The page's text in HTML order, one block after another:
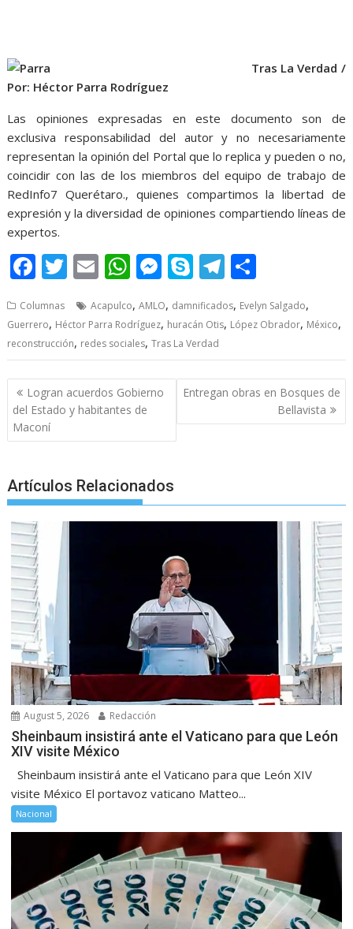
Tras La Verdad /
Por: Héctor Parra Rodríguez
Las opiniones expresadas en este documento son de
exclusiva responsabilidad del autor y no necesariamente
representan la opinión del Portal que lo replica y pueden o no,
coincidir con las de los miembros del equipo de trabajo de
RedInfo7 Querétaro., quienes compartimos la libertad de
expresión y la diversidad de opiniones compartiendo líneas de
expertos.
F
e
b
o
o
k
T
itt
er
E
ai
l
W
at
s
A
p
p
M
ss
e
n
g
er
S
y
p
e
T
e
gr
a
m
ar
Columnas Acapulco,AMLO, damnificados, Evelyn Salgado,
Guerrero, Héctor Parra Rodríguez, huracán Otis, López Obrador, México,
reconstrucción, redes sociales,Tras La Verdad
Post
navigation
Logran acuerdos Gobierno
del Estado y habitantes de
Maconí
Entregan obras en Bosques de
Bellavista
Artículos Relacionados
August 5, 2026 Redacción
Sheinbaum insistirá ante el Vaticano para que León
XIV visite México
Sheinbaum insistirá ante el Vaticano para que León XIV
visite México El portavoz vaticano Matteo...
Nacional